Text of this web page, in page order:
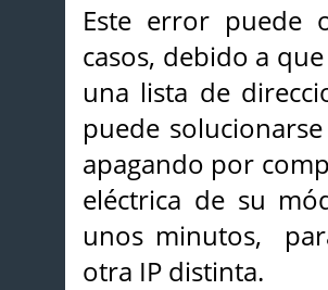
Este error puede
casos, debido a
una lista de
puede
apagando por
eléctrica de su
unos minutos,
otra IP distinta.